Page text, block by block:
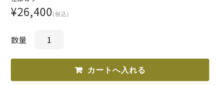
¥26,400(税込)
数量